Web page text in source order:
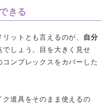
きる
ットとも言えるのが、 自分
でしょう。目を大きく見せ
ンプレックスをカバーした
道具をそのまま使えるの